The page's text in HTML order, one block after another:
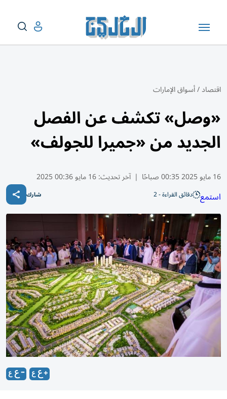
اقتصاد/أسواق الإمارات
«وصل» تكشف عن الفصل
الجديد من «جميرا للجولف»
16 مايو 2025 00:35 صباحًا | آخر تحديث:16 مايو 00:36 2025
استمع دقائق القراءة - 2 شارك